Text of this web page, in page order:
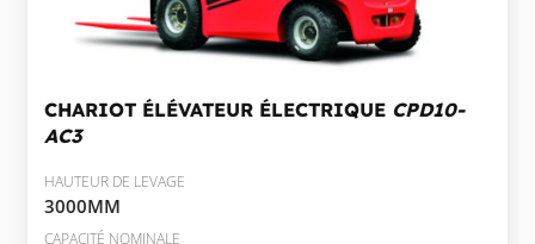
CHARIOT ÉLÉVATEUR ÉLECTRIQUE CPD10-
AC3
HAUTEUR DE LEVAGE
3000MM
CAPACITÉ NOMINALE